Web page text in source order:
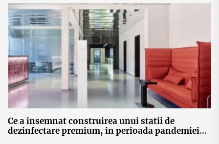
Ce a insemnat construirea unui statii de
dezinfectare premium, in perioada pandemiei?